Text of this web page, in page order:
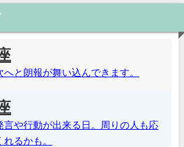
へと朗報が舞い込んできます。
言や行動が出来る日。周りの人も応
るかも。